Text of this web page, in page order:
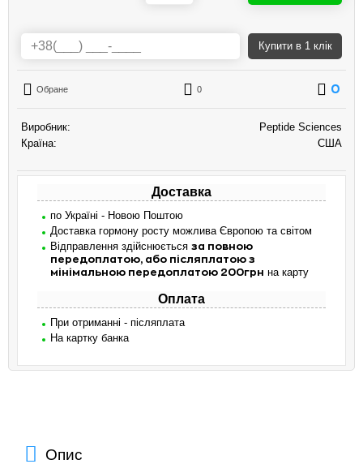
Купити в 1 клік
Обране 0 0
Виробник:
Peptide Sciences
Країна:
США
Доставка
по Україні - Новою Поштою
Доставка гормону росту можлива Європою та світом
Відправлення здійснюється за повною
передоплатою, або післяплатою з
мінімальною передоплатою 200грн на карту
Оплата
При отриманні - післяплата
На картку банка
Опис